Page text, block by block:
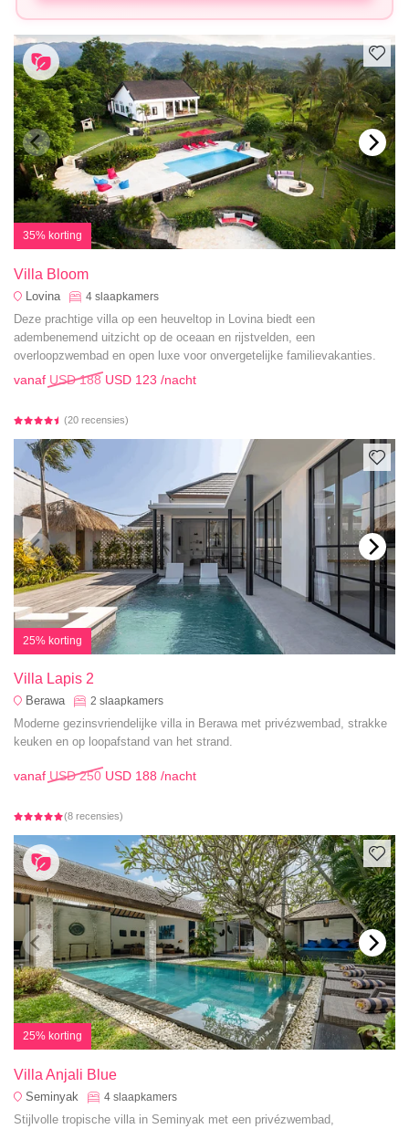
35% korting
Villa Bloom
Lovina 4 slaapkamers
Deze prachtige villa op een heuveltop in Lovina biedt een
adembenemend uitzicht op de oceaan en rijstvelden, een
overloopzwembad en open luxe voor onvergetelijke familievakanties.
vanaf USD 188 USD 123 /nacht
(20 recensies)
25% korting
Villa Lapis 2
Berawa 2 slaapkamers
Moderne gezinsvriendelijke villa in Berawa met privézwembad, strakke
keuken en op loopafstand van het strand.
vanaf USD 250 USD 188 /nacht
(8 recensies)
25% korting
Villa Anjali Blue
Seminyak 4 slaapkamers
Stijlvolle tropische villa in Seminyak met een privézwembad,